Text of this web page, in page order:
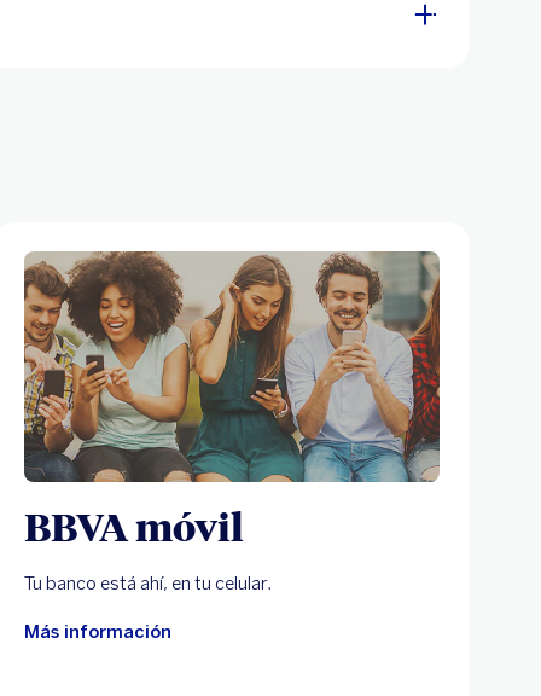
BBVA móvil
Tu banco está ahí, en tu celular.
Más información